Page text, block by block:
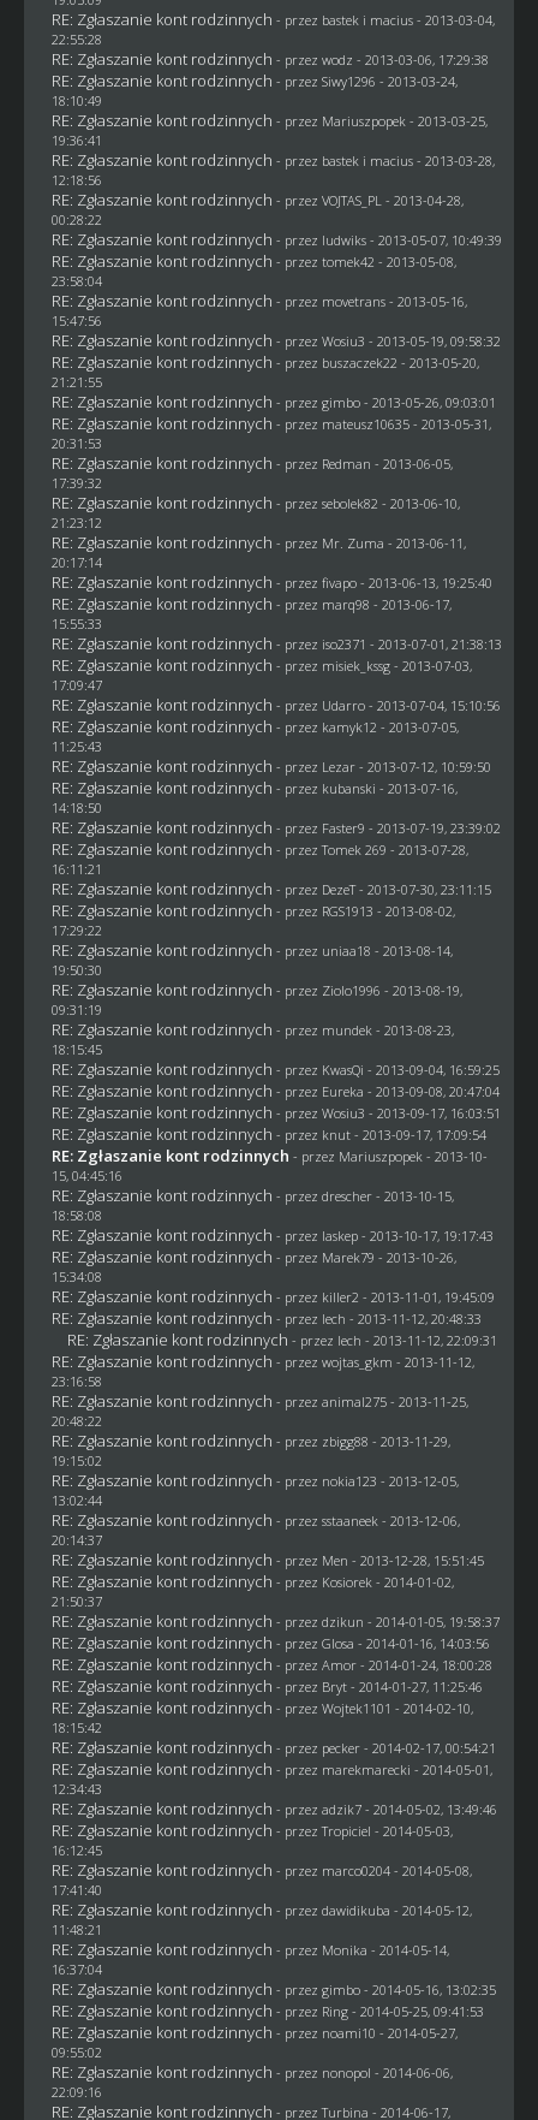
RE: Zgłaszanie kont rodzinnych - przez bastek i macius- 2013-03-04,
22:55:28
RE: Zgłaszanie kont rodzinnych - przez wodz - 2013-03-06, 17:29:38
RE: Zgłaszanie kont rodzinnych - przez Siwy1296 - 2013-03-24,
18:10:49
RE: Zgłaszanie kont rodzinnych - przez Mariuszpopek - 2013-03-25,
19:36:41
RE: Zgłaszanie kont rodzinnych - przez bastek i macius- 2013-03-28,
12:18:56
RE: Zgłaszanie kont rodzinnych - przez VOJTAS_PL- 2013-04-28,
00:28:22
RE: Zgłaszanie kont rodzinnych - przez ludwiks- 2013-05-07, 10:49:39
RE: Zgłaszanie kont rodzinnych - przez tomek42 - 2013-05-08,
23:58:04
RE: Zgłaszanie kont rodzinnych - przez movetrans- 2013-05-16,
15:47:56
RE: Zgłaszanie kont rodzinnych - przez Wosiu3 - 2013-05-19, 09:58:32
RE: Zgłaszanie kont rodzinnych - przez buszaczek22 - 2013-05-20,
21:21:55
RE: Zgłaszanie kont rodzinnych - przez gimbo- 2013-05-26, 09:03:01
RE: Zgłaszanie kont rodzinnych - przez mateusz10635- 2013-05-31,
20:31:53
RE: Zgłaszanie kont rodzinnych - przez Redman - 2013-06-05,
17:39:32
RE: Zgłaszanie kont rodzinnych - przez sebolek82 - 2013-06-10,
21:23:12
RE: Zgłaszanie kont rodzinnych - przez Mr. Zuma - 2013-06-11,
20:17:14
RE: Zgłaszanie kont rodzinnych - przez fivapo- 2013-06-13, 19:25:40
RE: Zgłaszanie kont rodzinnych - przez marq98 - 2013-06-17,
15:55:33
RE: Zgłaszanie kont rodzinnych - przez iso2371 - 2013-07-01, 21:38:13
RE: Zgłaszanie kont rodzinnych - przez misiek_kssg- 2013-07-03,
17:09:47
RE: Zgłaszanie kont rodzinnych - przez Udarro- 2013-07-04, 15:10:56
RE: Zgłaszanie kont rodzinnych - przez kamyk12 - 2013-07-05,
11:25:43
RE: Zgłaszanie kont rodzinnych - przez Lezar- 2013-07-12, 10:59:50
RE: Zgłaszanie kont rodzinnych - przez kubanski - 2013-07-16,
14:18:50
RE: Zgłaszanie kont rodzinnych - przez Faster9 - 2013-07-19, 23:39:02
RE: Zgłaszanie kont rodzinnych - przezTomek 269 - 2013-07-28,
16:11:21
RE: Zgłaszanie kont rodzinnych - przez DezeT- 2013-07-30, 23:11:15
RE: Zgłaszanie kont rodzinnych - przez RGS1913 - 2013-08-02,
17:29:22
RE: Zgłaszanie kont rodzinnych - przez uniaa18 - 2013-08-14,
19:50:30
RE: Zgłaszanie kont rodzinnych - przez Ziolo1996 - 2013-08-19,
09:31:19
RE: Zgłaszanie kont rodzinnych - przez mundek- 2013-08-23,
18:15:45
RE: Zgłaszanie kont rodzinnych - przez KwasQi - 2013-09-04, 16:59:25
RE: Zgłaszanie kont rodzinnych - przez Eureka - 2013-09-08, 20:47:04
RE: Zgłaszanie kont rodzinnych - przez Wosiu3 - 2013-09-17, 16:03:51
RE: Zgłaszanie kont rodzinnych - przez knut- 2013-09-17, 17:09:54
RE: Zgłaszanie kont rodzinnych - przez Mariuszpopek - 2013-10-
15, 04:45:16
RE: Zgłaszanie kont rodzinnych - przez drescher- 2013-10-15,
18:58:08
RE: Zgłaszanie kont rodzinnych - przez laskep- 2013-10-17, 19:17:43
RE: Zgłaszanie kont rodzinnych - przez Marek79 - 2013-10-26,
15:34:08
RE: Zgłaszanie kont rodzinnych - przez killer2 - 2013-11-01, 19:45:09
RE: Zgłaszanie kont rodzinnych - przez lech - 2013-11-12, 20:48:33
RE: Zgłaszanie kont rodzinnych - przez lech - 2013-11-12, 22:09:31
RE: Zgłaszanie kont rodzinnych - przez wojtas_gkm - 2013-11-12,
23:16:58
RE: Zgłaszanie kont rodzinnych - przez animal275 - 2013-11-25,
20:48:22
RE: Zgłaszanie kont rodzinnych - przez zbigg88 - 2013-11-29,
19:15:02
RE: Zgłaszanie kont rodzinnych - przez nokia123 - 2013-12-05,
13:02:44
RE: Zgłaszanie kont rodzinnych - przez sstaaneek- 2013-12-06,
20:14:37
RE: Zgłaszanie kont rodzinnych - przez Men - 2013-12-28, 15:51:45
RE: Zgłaszanie kont rodzinnych - przez Kosiorek- 2014-01-02,
21:50:37
RE: Zgłaszanie kont rodzinnych - przez dzikun - 2014-01-05, 19:58:37
RE: Zgłaszanie kont rodzinnych - przez Glosa - 2014-01-16, 14:03:56
RE: Zgłaszanie kont rodzinnych - przez Amor - 2014-01-24, 18:00:28
RE: Zgłaszanie kont rodzinnych - przez Bryt- 2014-01-27, 11:25:46
RE: Zgłaszanie kont rodzinnych - przez Wojtek1101 - 2014-02-10,
18:15:42
RE: Zgłaszanie kont rodzinnych - przez pecker- 2014-02-17, 00:54:21
RE: Zgłaszanie kont rodzinnych - przez marekmarecki - 2014-05-01,
12:34:43
RE: Zgłaszanie kont rodzinnych - przez adzik7 - 2014-05-02, 13:49:46
RE: Zgłaszanie kont rodzinnych - przezTropiciel - 2014-05-03,
16:12:45
RE: Zgłaszanie kont rodzinnych - przez marco0204- 2014-05-08,
17:41:40
RE: Zgłaszanie kont rodzinnych - przez dawidikuba - 2014-05-12,
11:48:21
RE: Zgłaszanie kont rodzinnych - przez Monika - 2014-05-14,
16:37:04
RE: Zgłaszanie kont rodzinnych - przez gimbo- 2014-05-16, 13:02:35
RE: Zgłaszanie kont rodzinnych - przez Ring- 2014-05-25, 09:41:53
RE: Zgłaszanie kont rodzinnych - przez noami10 - 2014-05-27,
09:55:02
RE: Zgłaszanie kont rodzinnych - przez nonopol - 2014-06-06,
22:09:16
RE: Zgłaszanie kont rodzinnych - przez Turbina - 2014-06-17,